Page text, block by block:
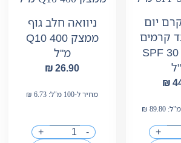
יום
קרמים
SPF
₪
₪ 89.80
+
ניוואה חלב גוף
ממצק Q10 400
מ"ל
₪26.90
מחיר ל-100 מ"ל: ₪ 6.73
-
+